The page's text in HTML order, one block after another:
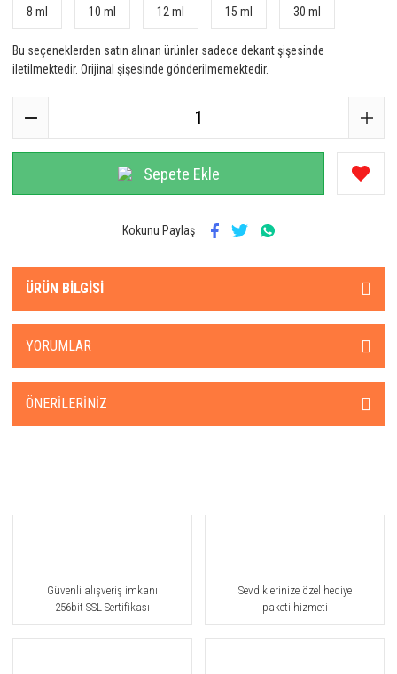
8 ml 10 ml 12 ml 15 ml 30 ml
Bu seçeneklerden satın alınan ürünler sadece dekant şişesinde
iletilmektedir. Orijinal şişesinde gönderilmemektedir.
Sepete Ekle
Kokunu Paylaş
ÜRÜN BILGISI
YORUMLAR
ÖNERILERINIZ
Güvenli alışveriş imkanı
256bit SSL Sertifikası
Sevdiklerinize özel hediye
paketi hizmeti